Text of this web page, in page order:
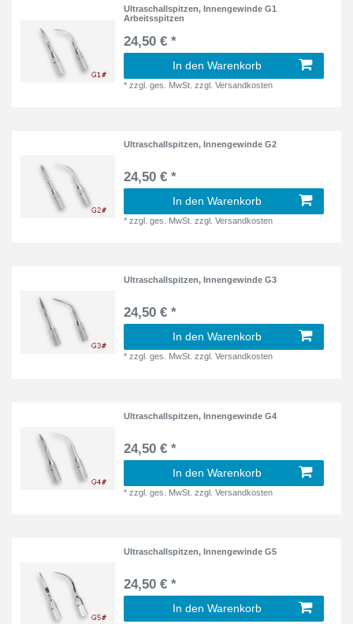
Ultraschallspitzen, Innengewinde G1
Arbeitsspitzen
24,50 € *
In den Warenkorb
*zzgl. ges. MwSt. zzgl.Versandkosten
Ultraschallspitzen, Innengewinde G2
24,50 € *
In den Warenkorb
*zzgl. ges. MwSt. zzgl.Versandkosten
Ultraschallspitzen, Innengewinde G3
24,50 € *
In den Warenkorb
*zzgl. ges. MwSt. zzgl.Versandkosten
Ultraschallspitzen, Innengewinde G4
24,50 € *
In den Warenkorb
*zzgl. ges. MwSt. zzgl.Versandkosten
Ultraschallspitzen, Innengewinde G5
24,50 € *
In den Warenkorb